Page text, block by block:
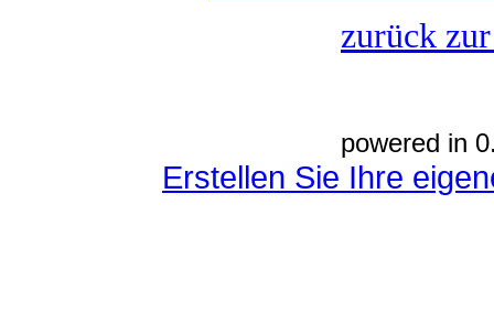
zurück
powered in
Erstellen Sie Ihre